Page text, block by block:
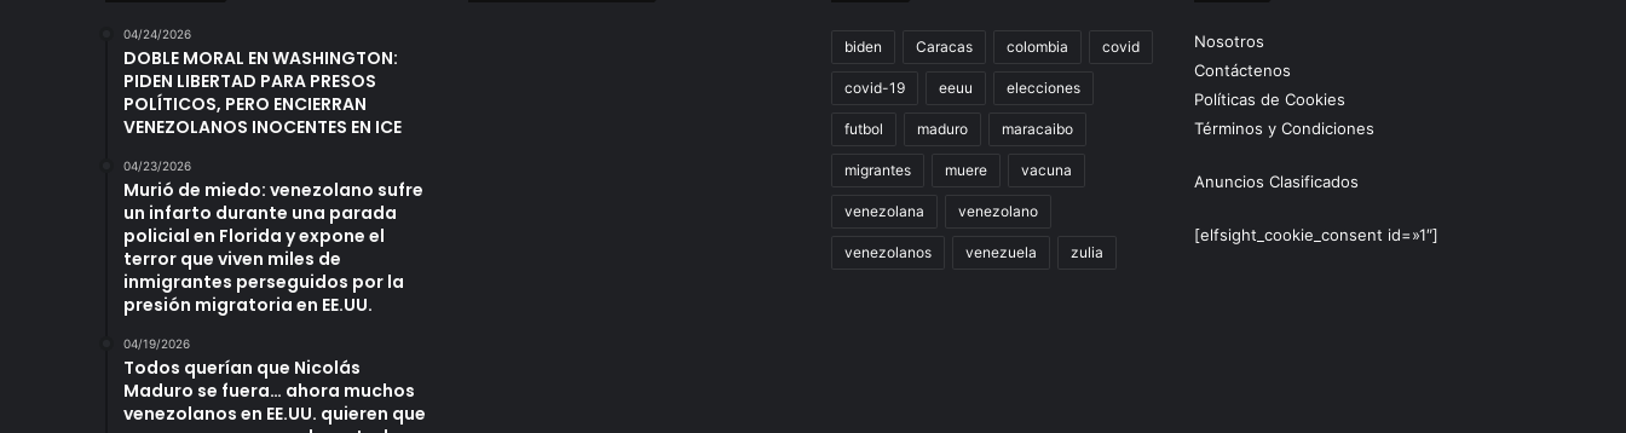
04/24/2026
DOBLE MORAL EN WASHINGTON:
PIDEN LIBERTAD PARA PRESOS
POLÍTICOS, PERO ENCIERRAN
VENEZOLANOS INOCENTES EN ICE
04/23/2026
Murió de miedo: venezolano sufre
un infarto durante una parada
policial en Florida y expone el
terror que viven miles de
inmigrantes perseguidos por la
presión migratoria en EE.UU.
04/19/2026
Todos querían que Nicolás
Maduro se fuera… ahora muchos
venezolanos en EE.UU. quieren que
biden Caracas colombia covid
covid-19 eeuu elecciones
futbol maduro maracaibo
migrantes muere vacuna
venezolana venezolano
venezolanos venezuela zulia
Nosotros
Contáctenos
Políticas de Cookies
Términos y Condiciones
Anuncios Clasificados
[elfsight_cookie_consent id=»1″]